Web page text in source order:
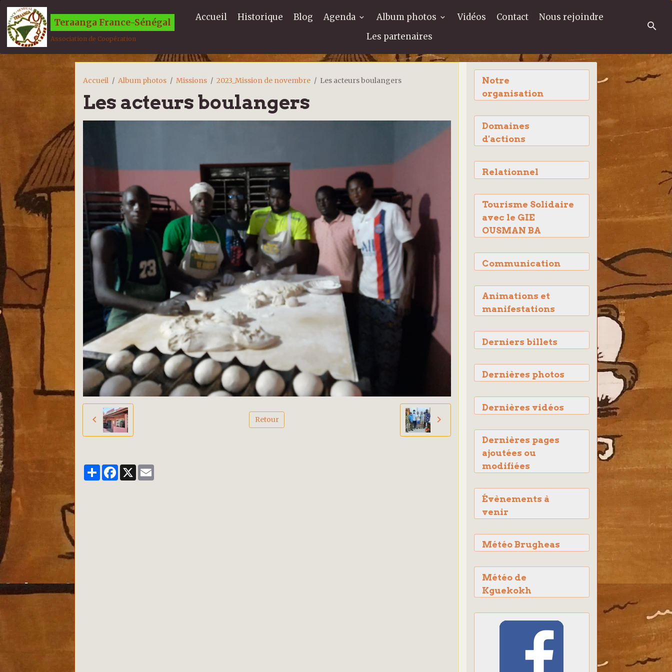
Teraanga France-Sénégal
Association de Coopération
Accueil Historique Blog Agenda Album photos Vidéos Contact
Nous rejoindre
Les partenaires
Accueil Album photos Missions 2023_Mission de novembre Les acteurs boulangers
Les acteurs boulangers
Retour
PartagerFacebook
X
Notre
organisation
Domaines
d'actions
Relationnel
Tourisme Solidaire
avec le GIE
OUSMAN BA
Communication
Animations et
manifestations
Derniers billets
Dernières photos
Dernières vidéos
Dernières pages
ajoutées ou
modifiées
Évènements à
venir
Météo Brugheas
Météo de
Kguekokh